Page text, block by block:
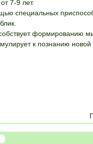
7-9 лет.
специальных
формированию
к познанию